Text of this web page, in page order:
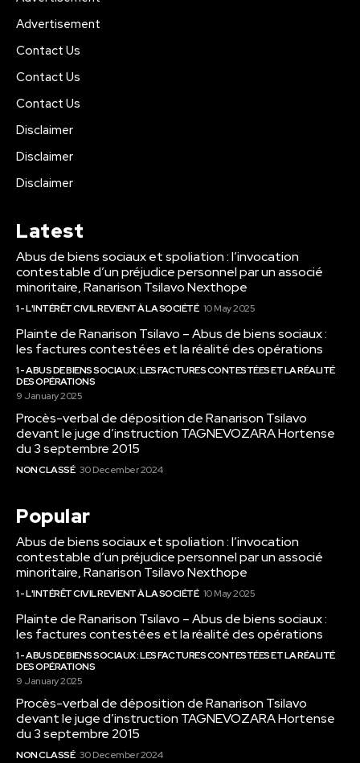
Advertisement
Contact Us
Contact Us
Contact Us
Disclaimer
Disclaimer
Disclaimer
Latest
Abus de biens sociaux et spoliation : l’invocation
contestable d’un préjudice personnel par un associé
minoritaire, Ranarison Tsilavo Nexthope
1 - L'INTÉRÊT CIVIL REVIENT À LA SOCIÉTÉ 10 May 2025
Plainte de Ranarison Tsilavo – Abus de biens sociaux :
les factures contestées et la réalité des opérations
1 - ABUS DE BIENS SOCIAUX : LES FACTURES CONTESTÉES ET LA RÉALITÉ
DES OPÉRATIONS
9 January 2025
Procès-verbal de déposition de Ranarison Tsilavo
devant le juge d’instruction TAGNEVOZARA Hortense
du 3 septembre 2015
NON CLASSÉ 30 December 2024
Popular
Abus de biens sociaux et spoliation : l’invocation
contestable d’un préjudice personnel par un associé
minoritaire, Ranarison Tsilavo Nexthope
1 - L'INTÉRÊT CIVIL REVIENT À LA SOCIÉTÉ 10 May 2025
Plainte de Ranarison Tsilavo – Abus de biens sociaux :
les factures contestées et la réalité des opérations
1 - ABUS DE BIENS SOCIAUX : LES FACTURES CONTESTÉES ET LA RÉALITÉ
DES OPÉRATIONS
9 January 2025
Procès-verbal de déposition de Ranarison Tsilavo
devant le juge d’instruction TAGNEVOZARA Hortense
du 3 septembre 2015
NON CLASSÉ 30 December 2024